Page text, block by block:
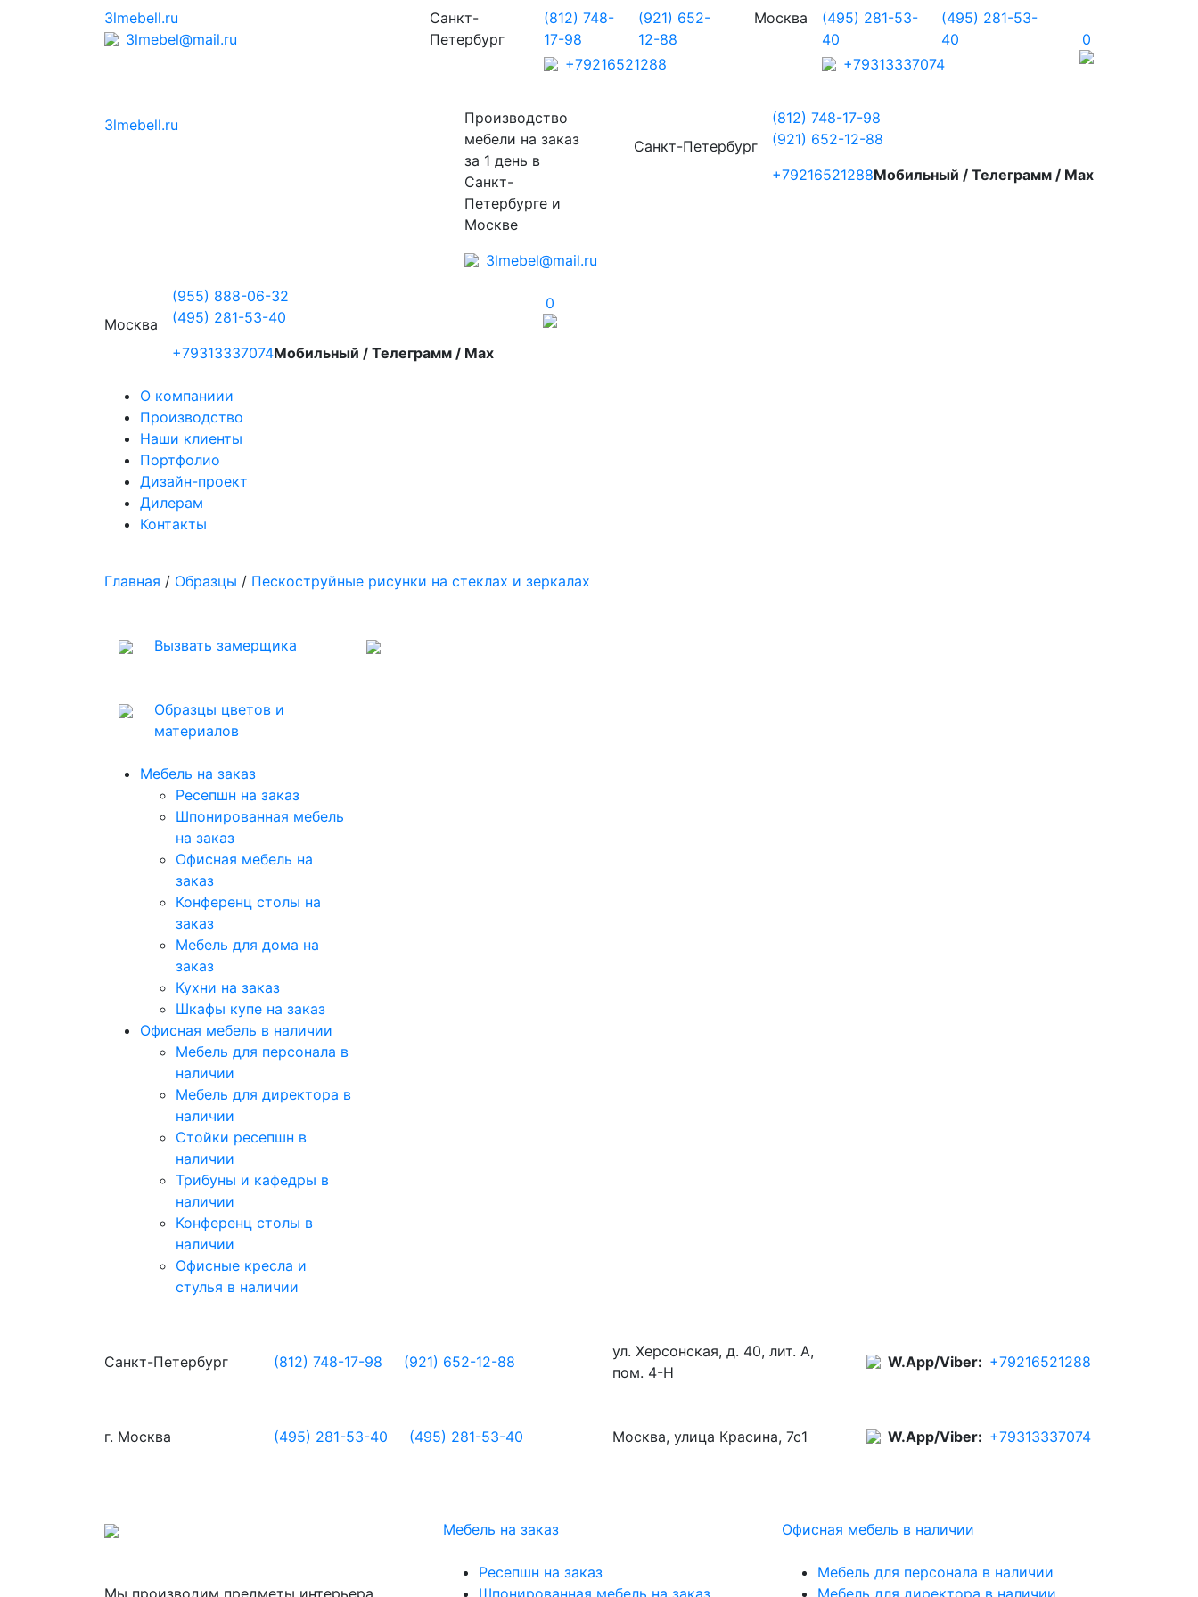
3lmebell.ru
3lmebel@mail.ru
Санкт-
Петербург
(812) 748-
17-98
(921) 652-
12-88
+79216521288
Москва
(495) 281-53-
40
(495) 281-53-
40
+79313337074
0
3lmebell.ru
Производство
мебели на заказ
за 1 день в
Санкт-
Петербурге и
Москве
3lmebel@mail.ru
Санкт-Петербург
(812) 748-17-98
(921) 652-12-88
+79216521288Мобильный / Телеграмм / Max
Москва
(955) 888-06-32
(495) 281-53-40
+79313337074Мобильный / Телеграмм / Max
0
О компаниии
Производство
Наши клиенты
Портфолио
Дизайн-проект
Дилерам
Контакты
Главная / Образцы / Пескоструйные рисунки на стеклах и зеркалах
Вызвать замерщика
Образцы цветов и
материалов
Мебель на заказ
Ресепшн на заказ
Шпонированная мебель
на заказ
Офисная мебель на
заказ
Конференц столы на
заказ
Мебель для дома на
заказ
Кухни на заказ
Шкафы купе на заказ
Офисная мебель в наличии
Мебель для персонала в
наличии
Мебель для директора в
наличии
Стойки ресепшн в
наличии
Трибуны и кафедры в
наличии
Конференц столы в
наличии
Офисные кресла и
стулья в наличии
Санкт-Петербург (812) 748-17-98 (921) 652-12-88
ул. Херсонская, д. 40, лит. А,
пом. 4-Н
W.App/Viber: +79216521288
г. Москва (495) 281-53-40 (495) 281-53-40 Москва, улица Красина, 7с1 W.App/Viber: +79313337074
Мы производим предметы интерьера
Мебель на заказ
Ресепшн на заказ
Шпонированная мебель на заказ
Офисная мебель в наличии
Мебель для персонала в наличии
Мебель для директора в наличии